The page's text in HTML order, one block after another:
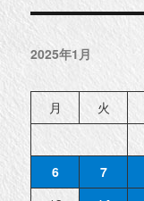
2025年1月
月 火
6
7